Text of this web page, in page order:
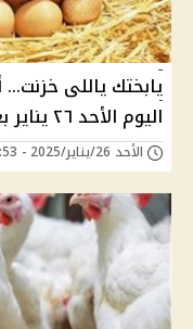
يابختك ياللى خزنت...
اليوم الأحد ٢٦ يناير بعد ارتفاع أسعارها
الأحد 26/يناير/2025 - 10:53 ص